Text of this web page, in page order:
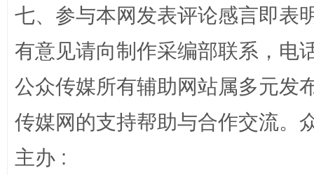
千年窑火 生生不息 一
七、参与本网发表评论感言即表
有意见请向制作采编部联系，电
公众传媒所有辅助网站属多元发
传媒网的支持帮助与合作交流。
主办 :